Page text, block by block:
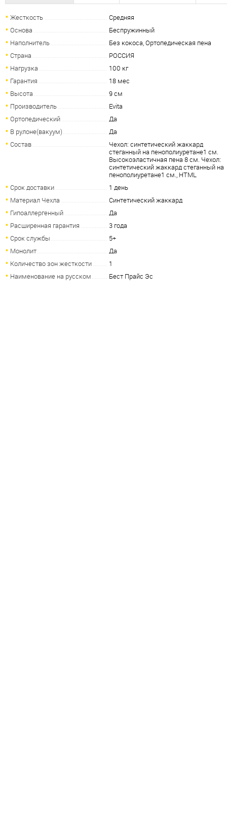
Жесткость
Средняя
Основа
Беспружинный
Наполнитель
Без кокоса, Ортопедическая пена
Страна
РОССИЯ
Нагрузка
100 кг
Гарантия
18 мес
Высота
9 см
Производитель
Evita
Ортопедический
Да
В рулоне(вакуум)
Да
Состав
Чехол: синтетический жаккард
стеганный на пенополиуретане1 см.
Высокоэластичная пена 8 см. Чехол:
синтетический жаккард стеганный на
пенополиуретане1 см., HTML
Срок доставки
1 день
Материал Чехла
Синтетический жаккард
Гипоаллергенный
Да
Расширенная гарантия
3 года
Срок службы
5+
Монолит
Да
Количество зон жесткости
1
Наименование на русском
Бест Прайс Эс